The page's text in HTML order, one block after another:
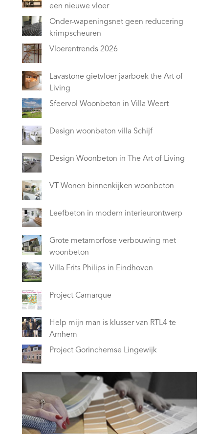
een nieuwe vloer
Onder-wapeningsnet geen reducering
krimpscheuren
Vloerentrends 2026
Lavastone gietvloer jaarboek the Art of
Living
Sfeervol Woonbeton in Villa Weert
Design woonbeton villa Schijf
Design Woonbeton in The Art of Living
VT Wonen binnenkijken woonbeton
Leefbeton in modern interieurontwerp
Grote metamorfose verbouwing met
woonbeton
Villa Frits Philips in Eindhoven
Project Camarque
Help mijn man is klusser van RTL4 te
Arnhem
Project Gorinchemse Lingewijk